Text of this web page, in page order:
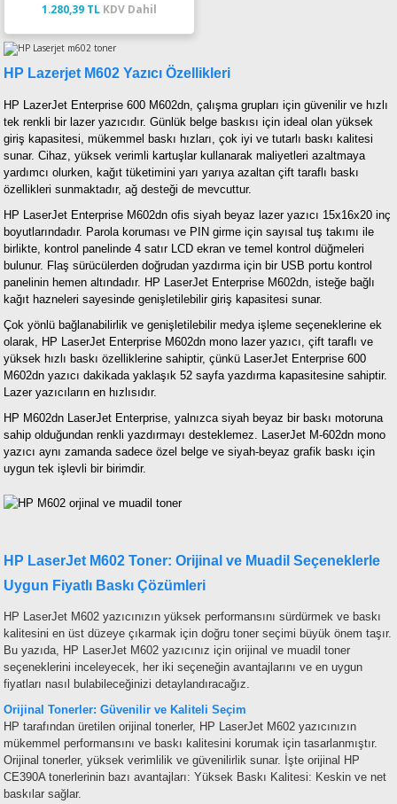
1.280,39 TL KDV Dahil
HP Lazerjet M602 Yazıcı Özellikleri
HP LazerJet Enterprise 600 M602dn, çalışma grupları için güvenilir ve hızlı
tek renkli bir lazer yazıcıdır. Günlük belge baskısı için ideal olan yüksek
giriş kapasitesi, mükemmel baskı hızları, çok iyi ve tutarlı baskı kalitesi
sunar. Cihaz, yüksek verimli kartuşlar kullanarak maliyetleri azaltmaya
yardımcı olurken, kağıt tüketimini yarı yarıya azaltan çift taraflı baskı
özellikleri sunmaktadır, ağ desteği de mevcuttur.
HP LaserJet Enterprise M602dn ofis siyah beyaz lazer yazıcı 15x16x20 inç
boyutlarındadır. Parola koruması ve PIN girme için sayısal tuş takımı ile
birlikte, kontrol panelinde 4 satır LCD ekran ve temel kontrol düğmeleri
bulunur. Flaş sürücülerden doğrudan yazdırma için bir USB portu kontrol
panelinin hemen altındadır. HP LaserJet Enterprise M602dn, isteğe bağlı
kağıt hazneleri sayesinde genişletilebilir giriş kapasitesi sunar.
Çok yönlü bağlanabilirlik ve genişletilebilir medya işleme seçeneklerine ek
olarak, HP LaserJet Enterprise M602dn mono lazer yazıcı, çift taraflı ve
yüksek hızlı baskı özelliklerine sahiptir, çünkü LaserJet Enterprise 600
M602dn yazıcı dakikada yaklaşık 52 sayfa yazdırma kapasitesine sahiptir.
Lazer yazıcıların en hızlısıdır.
HP M602dn LaserJet Enterprise, yalnızca siyah beyaz bir baskı motoruna
sahip olduğundan renkli yazdırmayı desteklemez. LaserJet M-602dn mono
yazıcı aynı zamanda sadece özel belge ve siyah-beyaz grafik baskı için
uygun tek işlevli bir birimdir.
HP LaserJet M602 Toner: Orijinal ve Muadil Seçeneklerle
Uygun Fiyatlı Baskı Çözümleri
HP LaserJet M602 yazıcınızın yüksek performansını sürdürmek ve baskı
kalitesini en üst düzeye çıkarmak için doğru toner seçimi büyük önem taşır.
Bu yazıda, HP LaserJet M602 yazıcınız için orijinal ve muadil toner
seçeneklerini inceleyecek, her iki seçeneğin avantajlarını ve en uygun
fiyatları nasıl bulabileceğinizi detaylandıracağız.
Orijinal Tonerler: Güvenilir ve Kaliteli Seçim
HP tarafından üretilen orijinal tonerler, HP LaserJet M602 yazıcınızın
mükemmel performansını ve baskı kalitesini korumak için tasarlanmıştır.
Orijinal tonerler, yüksek verimlilik ve güvenilirlik sunar. İşte orijinal HP
CE390A tonerlerinin bazı avantajları: Yüksek Baskı Kalitesi: Keskin ve net
baskılar sağlar.